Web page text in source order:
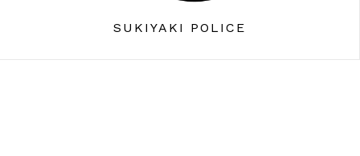
SUKIYAKI POLICE